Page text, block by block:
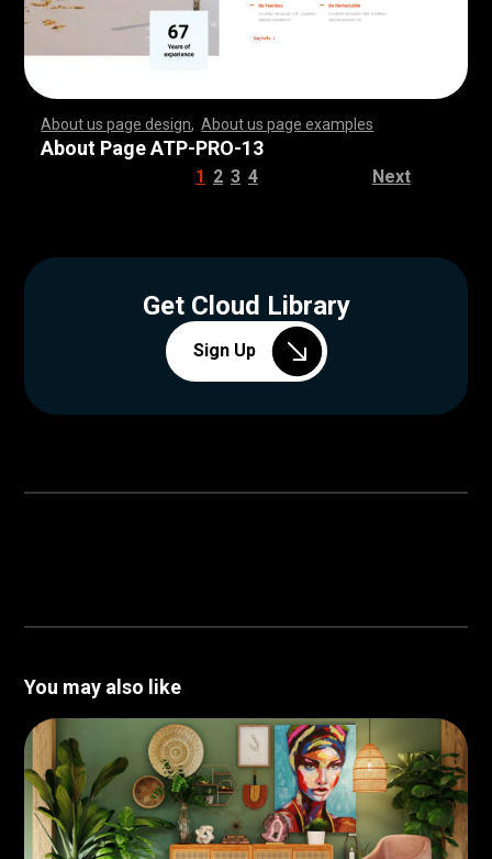
About us page design ,About us page examples
,,,,,,,,,,,,,,,,,,,,,,,, ,,,,,,,,,,,,,,,,,,,,,,,,,,,
,,,,,,,,,,,,,,,,,,,,,,,, ,,,,,,,,,,,,,,,,,,,,,,,,,,,
,,,,,,,,,,,,,,,,,,,,,,,, ,,,,,,,,,,,,,,,,,,,,,,,,,,,
,,,,,,,,,,,,,,,,,,,,,,,, ,,,,,,,,,,,,,,,,,,,,,,,,,,,
,,,,,,,,,,,,,,,,,,,,,,,, ,,,,,,,,,,,,,,,,,,,,,,,,,,,
,,,,,,,,,,,,,,,,,,,,,,,, ,,,,,,,,,,,,,,,,,,,,,,,,,,,
,,,,,,,,,,,,,,,,,,,,,,,, ,,,,,,,,,,,,,,,,,,,,,,,,,,,
,,,,,,,,,,,,,,,,,,,,,,,, ,,,,,,,,,,,,
About Page ATP-PRO-13
1 2 3 4 Next
Get Cloud Library
Sign Up
You may also like